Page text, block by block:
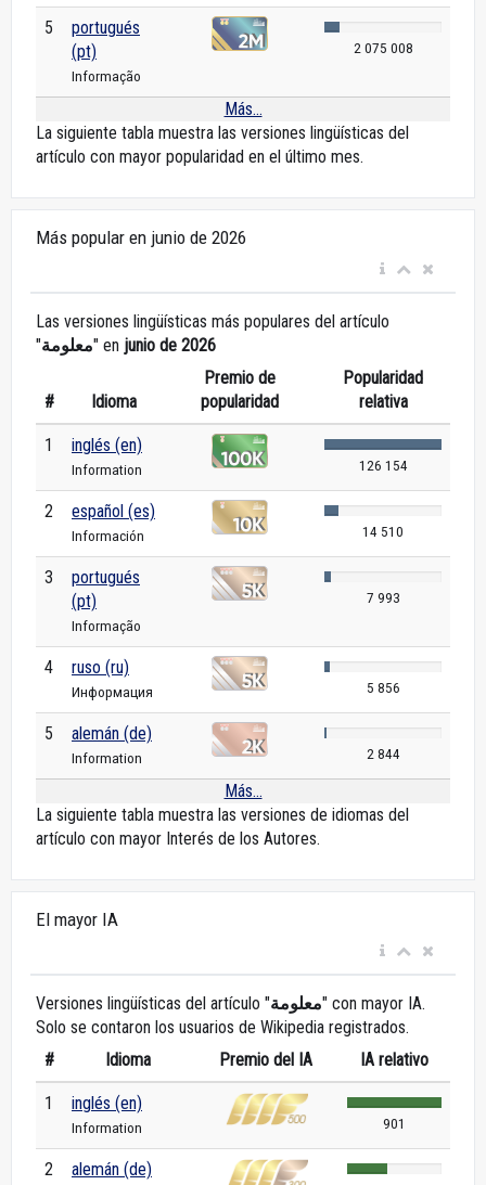
5
portugués
(pt)
Informação
2 075 008
Más...
La siguiente tabla muestra las versiones lingüísticas del
artículo con mayor popularidad en el último mes.
Más popular en junio de 2026
Las versiones lingüísticas más populares del artículo
"معلومة" en junio de 2026
# Idioma
Premio de
popularidad
Popularidad
relativa
1 inglés (en)
Information 126 154
2 español (es)
Información 14 510
3
portugués
(pt)
Informação
7 993
4 ruso (ru)
Информация 5 856
5 alemán (de)
Information 2 844
Más...
La siguiente tabla muestra las versiones de idiomas del
artículo con mayor Interés de los Autores.
El mayor IA
Versiones lingüísticas del artículo "معلومة" con mayor IA.
Solo se contaron los usuarios de Wikipedia registrados.
#
Idioma Premio del IA IA relativo
1 inglés (en)
Information 901
2 alemán (de)